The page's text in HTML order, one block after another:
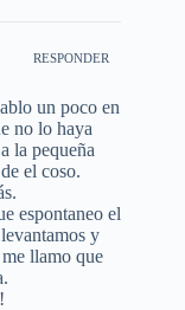
RESPONDER
un poco en
no lo haya
la pequeña
el coso.
espontaneo el
y
llamo que